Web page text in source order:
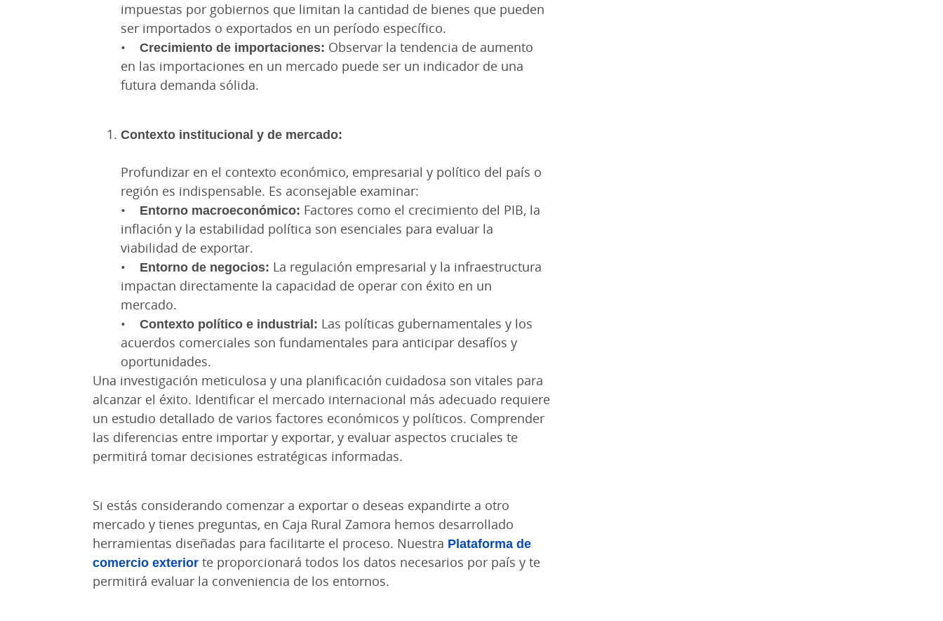
impuestas por gobiernos que limitan la cantidad de bienes que pueden
ser importados o exportados en un período específico.
• Crecimiento de importaciones: Observar la tendencia de aumento
en las importaciones en un mercado puede ser un indicador de una
futura demanda sólida.
Contexto institucional y de mercado:
Profundizar en el contexto económico, empresarial y político del país o
región es indispensable. Es aconsejable examinar:
•
Entorno macroeconómico: Factores como el crecimiento del PIB, la
inflación y la estabilidad política son esenciales para evaluar la
viabilidad de exportar.
• Entorno de negocios: La regulación empresarial y la infraestructura
impactan directamente la capacidad de operar con éxito en un
mercado.
• Contexto político e industrial: Las políticas gubernamentales y los
acuerdos comerciales son fundamentales para anticipar desafíos y
oportunidades.
Una investigación meticulosa y una planificación cuidadosa son vitales para
alcanzar el éxito. Identificar el mercado internacional más adecuado requiere
un estudio detallado de varios factores económicos y políticos. Comprender
las diferencias entre importar y exportar, y evaluar aspectos cruciales te
permitirá tomar decisiones estratégicas informadas.
Si estás considerando comenzar a exportar o deseas expandirte a otro
mercado y tienes preguntas, en Caja Rural Zamora hemos desarrollado
herramientas diseñadas para facilitarte el proceso. Nuestra Plataforma de
comercio exterior te proporcionará todos los datos necesarios por país y te
permitirá evaluar la conveniencia de los entornos.